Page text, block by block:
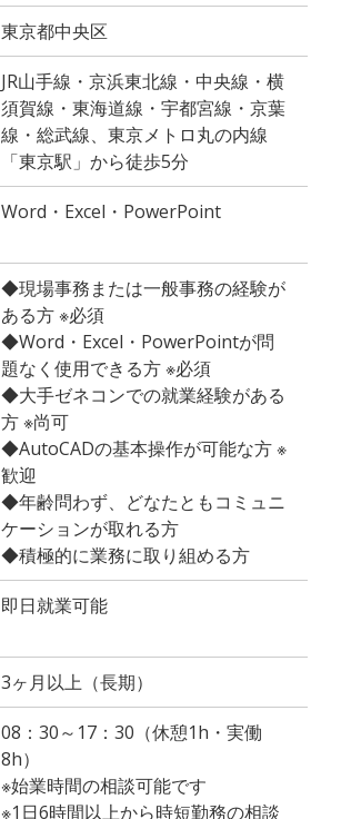
東京都中央区
JR山手線・京浜東北線・中央線・横
須賀線・東海道線・宇都宮線・京葉
線・総武線、東京メトロ丸の内線
「東京駅」から徒歩5分
Word・Excel・PowerPoint
◆現場事務または一般事務の経験が
ある方 ※必須
◆Word・Excel・PowerPointが問
題なく使用できる方 ※必須
◆大手ゼネコンでの就業経験がある
方 ※尚可
◆AutoCADの基本操作が可能な方 ※
歓迎
◆年齢問わず、どなたともコミュニ
ケーションが取れる方
◆積極的に業務に取り組める方
即日就業可能
3ヶ月以上（長期）
08：30～17：30（休憩1h・実働
8h）
※始業時間の相談可能です
※1日6時間以上から時短勤務の相談